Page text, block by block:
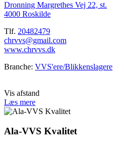
Dronning Margrethes Vej 22, st.
4000 Roskilde
Tlf. 20482479
chrvvs@gmail.com
www.chrvvs.dk
Branche: VVS'ere/Blikkenslagere
Vis afstand
Læs mere
Ala-VVS Kvalitet